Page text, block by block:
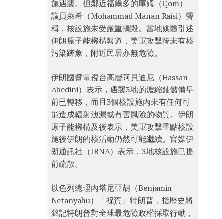
施遇襲。但鄰近福爾多的庫姆（Qom）
議員萊希（Mohammad Manan Raisi）聲
稱，核設施未受嚴重損毀。當地媒體引述
伊朗原子能機構報道，美軍攻擊後未有核
污染跡象，附近民居亦無危險。
伊朗國營電視台高層阿貝迪尼（Hassan
Abedini）表示，遇襲3地的濃縮鈾儲備早
前已轉移，而且3個核設施內未有任何可
能造成輻射洩漏或有害風險的物質。伊朗
原子能機構及後表示，美軍攻擊重點核設
施後伊朗的核活動仍然可能繼續。官媒伊
朗通訊社（IRNA）表示，3地核設施已提
前疏散。
以色列總理內塔尼亞胡（Benjamin
Netanyahu）「祝賀」特朗普，指歷史將
銘記特朗普對全球最危險政權採取行動，